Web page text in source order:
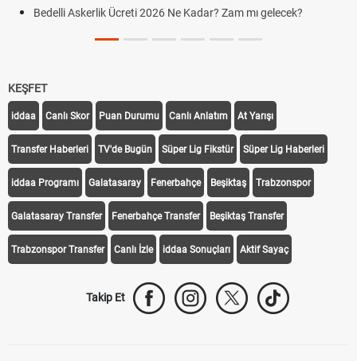
Bedelli Askerlik Ücreti 2026 Ne Kadar? Zam mı gelecek?
KEŞFET
iddaa Canlı Skor Puan Durumu Canlı Anlatım At Yarışı
Transfer Haberleri TV'de Bugün Süper Lig Fikstür Süper Lig Haberleri
iddaa Programı Galatasaray Fenerbahçe Beşiktaş Trabzonspor
Galatasaray Transfer Fenerbahçe Transfer Beşiktaş Transfer
Trabzonspor Transfer Canlı İzle iddaa Sonuçları Aktif Sayaç
Takip Et